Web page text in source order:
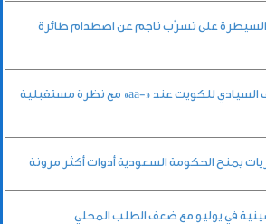
السيطرة على تسرّب ناجم عن اصطدام طائرة
«فيتش» تؤكد التصنيف السيادي للكويت عند «-aa» مع نظرة مستقبلية
يمنح الحكومة السعودية أدوات أكثر مرونة
في يوليو مع ضعف الطلب المحلي